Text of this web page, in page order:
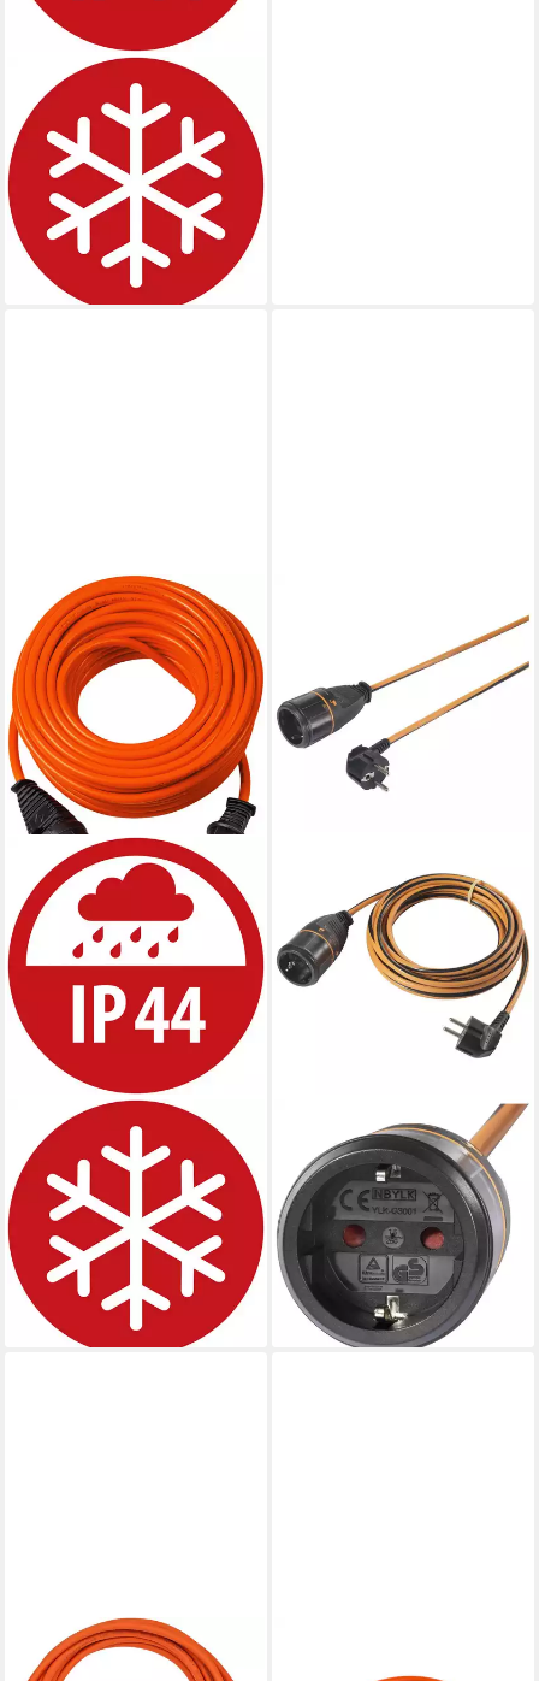
BRENNENSTUHL
N05V3V3-F3G1,5 AT 25 m
Verlängerungskabel, Typ F
(Schuko), Typ F (Schuko)
(2500 cm)
ab 46,30 €
62,99 €
-26%
lieferbar - in 6-8 Werktagen bei dir
BRENNENSTUHL
AT-N05V3V3-F 3G 40m
Verlängerungskabel, Typ F
(Schuko), Typ F (Schuko)
(4000 cm)
ab 69,65 €
94,99 €
-27%
lieferbar - in 6-8 Werktagen bei dir
Verlängerungskabel 5 m SY-
5597568
Verlängerungskabel,
verriegelbar
ab 9,40 €
lieferbar - in 2-3 Werktagen bei dir